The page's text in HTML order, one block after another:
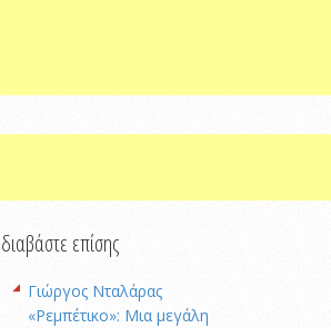
διαβάστε επίσης
Γιώργος Νταλάρας
«Ρεμπέτικο»: Μια μεγάλη